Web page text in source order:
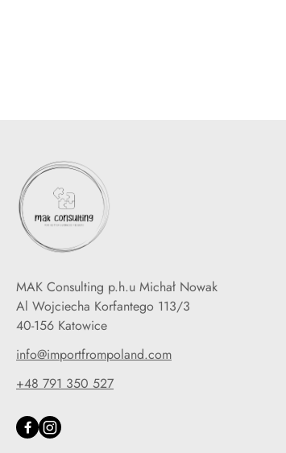
MAK Consulting p.h.u Michał Nowak
Al Wojciecha Korfantego 113/3
40-156 Katowice
info@importfrompoland.com
+48 791 350 527